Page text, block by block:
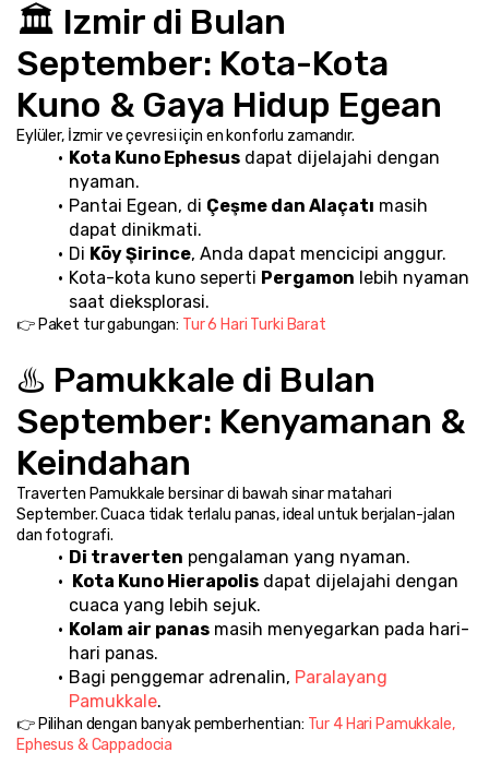
🏛️ Izmir di Bulan
September: Kota-Kota
Kuno & Gaya Hidup Egean
Eylüler, İzmir ve çevresi için en konforlu zamandır.
Kota Kuno Ephesus dapat dijelajahi dengan
nyaman.
Pantai Egean, di Çeşme dan Alaçatı masih
dapat dinikmati.
Di Köy Şirince, Anda dapat mencicipi anggur.
Kota-kota kuno seperti Pergamon lebih nyaman
saat dieksplorasi.
👉 Paket tur gabungan: Tur 6 Hari Turki Barat
♨️ Pamukkale di Bulan
September: Kenyamanan &
Keindahan
Traverten Pamukkale bersinar di bawah sinar matahari
September. Cuaca tidak terlalu panas, ideal untuk berjalan-jalan
dan fotografi.
Di traverten pengalaman yang nyaman.
Kota Kuno Hierapolis dapat dijelajahi dengan
cuaca yang lebih sejuk.
Kolam air panas masih menyegarkan pada hari-
hari panas.
Bagi penggemar adrenalin, Paralayang
Pamukkale.
👉 Pilihan dengan banyak pemberhentian: Tur 4 Hari Pamukkale,
Ephesus & Cappadocia